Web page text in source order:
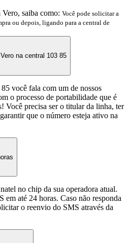
Vero, saiba como: Você pode solicitar a
ou depois, ligando para a central de
na central 103 85
você fala com um de nossos
o processo de portabilidade que é
Você precisa ser o titular da linha, ter
que o número esteja ativo na
no chip da sua operadora atual.
em até 24 horas. Caso não responda
o reenvio do SMS através da